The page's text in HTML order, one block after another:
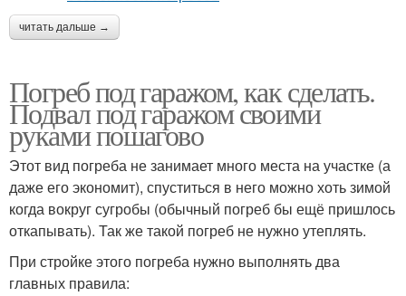
читать дальше →
Погреб под гаражом, как сделать.
Подвал под гаражом своими
руками пошагово
Этот вид погреба не занимает много места на участке (а
даже его экономит), спуститься в него можно хоть зимой
когда вокруг сугробы (обычный погреб бы ещё пришлось
откапывать). Так же такой погреб не нужно утеплять.
При стройке этого погреба нужно выполнять два
главных правила: